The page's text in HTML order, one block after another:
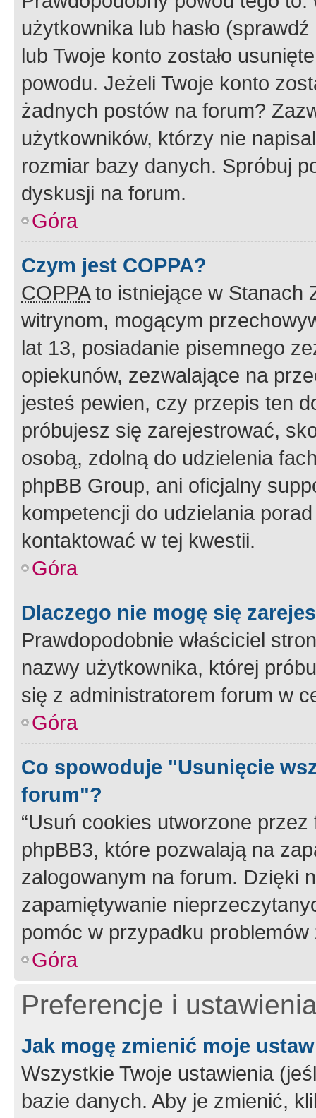
użytkownika lub hasło
lub Twoje konto zostało
powodu. Jeżeli Twoje konto
żadnych postów na forum?
użytkowników, którzy nie
rozmiar bazy danych. Spróbuj
dyskusji na forum.
Góra
Czym jest COPPA?
COPPAto istniejące w Stanach
witrynom, mogącym
lat 13, posiadanie pisemnego
opiekunów, zezwalające na
jesteś pewien, czy przepis ten
próbujesz się zarejestrować,
osobą, zdolną do udzielenia
phpBB Group, ani oficjalny
kompetencji do udzielania
kontaktować w tej kwestii.
Góra
Dlaczego nie mogę się
Prawdopodobnie właściciel
nazwy użytkownika, której
się z administratorem forum w
Góra
Co spowoduje "Usunięcie
forum"?
“Usuń cookies utworzone
phpBB3, które pozwalają na
zalogowanym na forum. Dzięki
zapamiętywanie
pomóc w przypadku
Góra
Preferencje i
Jak mogę zmienić moje
Wszystkie Twoje ustawienia
bazie danych. Aby je zmienić,